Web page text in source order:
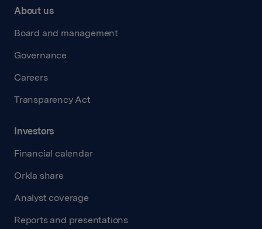
About us
Board and management
Governance
Careers
Transparency Act
Investors
Financial calendar
Orkla share
Analyst coverage
Reports and presentations